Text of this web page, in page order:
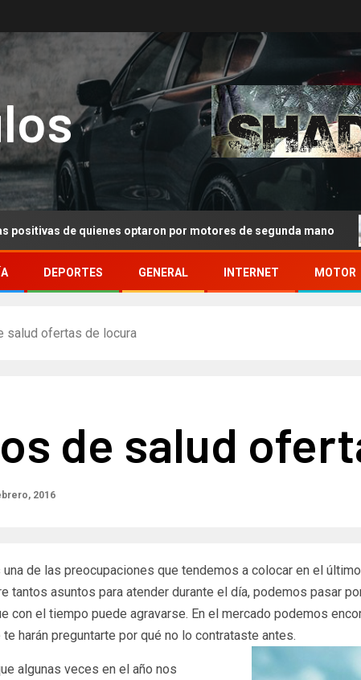
de quienes optaron por motores de segunda mano
DEPORTES GENERAL INTERNET MOTOR
salud ofertas de locura
de salud
2016
de las preocupaciones que tendemos a colocar en el
tantos asuntos para atender durante el día, podemos pasar
con el tiempo puede agravarse. En el mercado podemos
te harán preguntarte por qué no lo contrataste antes.
algunas veces en el año nos